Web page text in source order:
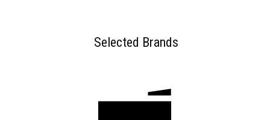
Selected Brands